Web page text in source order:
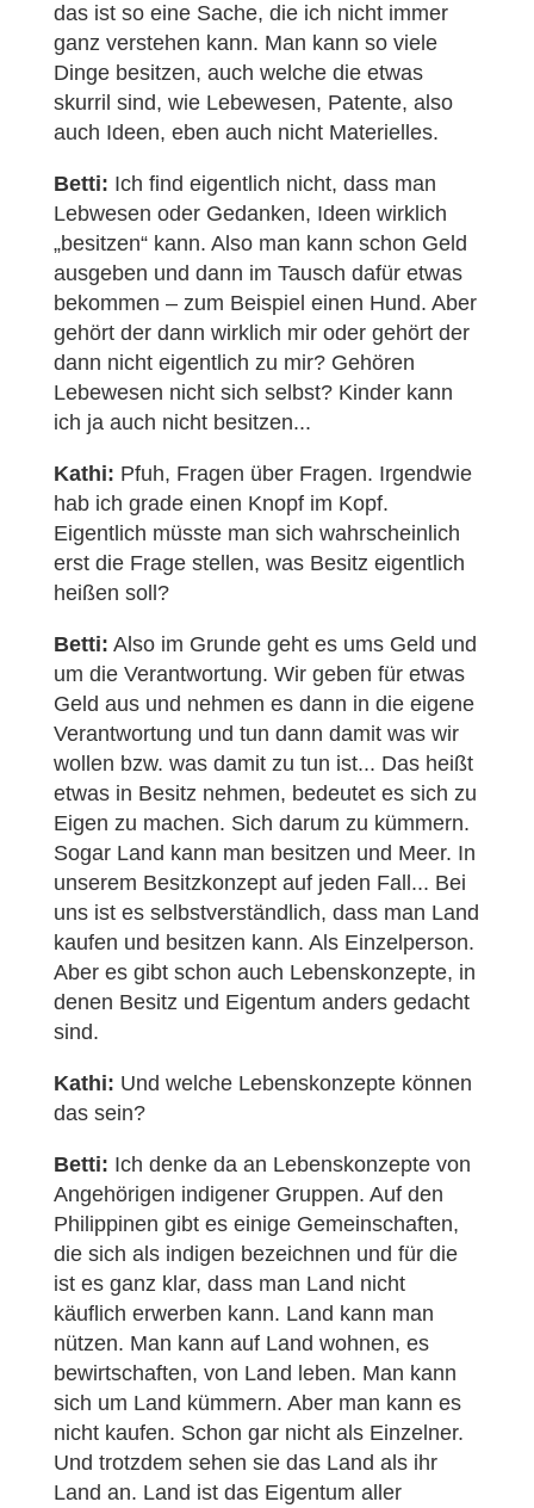
das ist so eine Sache, die ich nicht immer
ganz verstehen kann. Man kann so viele
Dinge besitzen, auch welche die etwas
skurril sind, wie Lebewesen, Patente, also
auch Ideen, eben auch nicht Materielles.
Betti: Ich find eigentlich nicht, dass man
Lebwesen oder Gedanken, Ideen wirklich
„besitzen“ kann. Also man kann schon Geld
ausgeben und dann im Tausch dafür etwas
bekommen – zum Beispiel einen Hund. Aber
gehört der dann wirklich mir oder gehört der
dann nicht eigentlich zu mir? Gehören
Lebewesen nicht sich selbst? Kinder kann
ich ja auch nicht besitzen...
Kathi: Pfuh, Fragen über Fragen. Irgendwie
hab ich grade einen Knopf im Kopf.
Eigentlich müsste man sich wahrscheinlich
erst die Frage stellen, was Besitz eigentlich
heißen soll?
Betti: Also im Grunde geht es ums Geld und
um die Verantwortung. Wir geben für etwas
Geld aus und nehmen es dann in die eigene
Verantwortung und tun dann damit was wir
wollen bzw. was damit zu tun ist... Das heißt
etwas in Besitz nehmen, bedeutet es sich zu
Eigen zu machen. Sich darum zu kümmern.
Sogar Land kann man besitzen und Meer. In
unserem Besitzkonzept auf jeden Fall... Bei
uns ist es selbstverständlich, dass man Land
kaufen und besitzen kann. Als Einzelperson.
Aber es gibt schon auch Lebenskonzepte, in
denen Besitz und Eigentum anders gedacht
sind.
Kathi: Und welche Lebenskonzepte können
das sein?
Betti: Ich denke da an Lebenskonzepte von
Angehörigen indigener Gruppen. Auf den
Philippinen gibt es einige Gemeinschaften,
die sich als indigen bezeichnen und für die
ist es ganz klar, dass man Land nicht
käuflich erwerben kann. Land kann man
nützen. Man kann auf Land wohnen, es
bewirtschaften, von Land leben. Man kann
sich um Land kümmern. Aber man kann es
nicht kaufen. Schon gar nicht als Einzelner.
Und trotzdem sehen sie das Land als ihr
Land an. Land ist das Eigentum aller